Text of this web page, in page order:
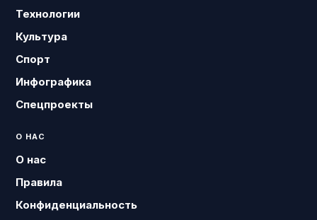
Технологии
Культура
Спорт
Инфографика
Спецпроекты
О НАС
О нас
Правила
Конфиденциальность